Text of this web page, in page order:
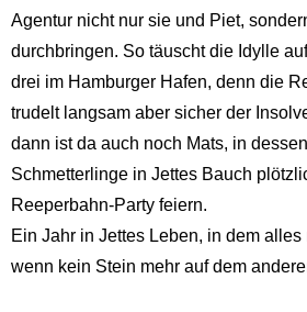
Agentur nicht nur sie und Piet,
durchbringen. So täuscht die Idylle
drei im Hamburger Hafen, denn die
trudelt langsam aber sicher der
dann ist da auch noch Mats, in
Schmetterlinge in Jettes Bauch
Reeperbahn-Party feiern.
Ein Jahr in Jettes Leben, in dem
wenn kein Stein mehr auf dem